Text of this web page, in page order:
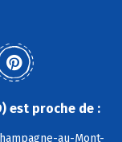
est proche de :
au-Mont-